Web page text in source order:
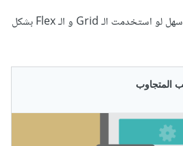
وبدون المكتبة ستجعل الأمر أسهل لو استخدمت الـ Grid و الـ Flex بشكل